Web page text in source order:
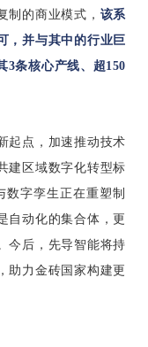
制的商业模式， 该系
，并与其中的行业巨
3条核心产线、超150
起点，加速推动技术
建区域数字化转型标
字孪生正在重塑制
自动化的集合体，更
今后，先导智能将持
助力金砖国家构建更